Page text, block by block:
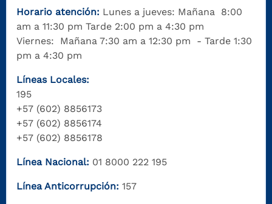
Horario atención: Lunes a jueves: Mañana 8:00
am a 11:30 pm Tarde 2:00 pm a 4:30 pm
Viernes: Mañana 7:30 am a 12:30 pm - Tarde 1:30
pm a 4:30 pm
Líneas Locales:
195
+57 (602) 8856173
+57 (602) 8856174
+57 (602) 8856178
Línea Nacional: 01 8000 222 195
Línea Anticorrupción: 157